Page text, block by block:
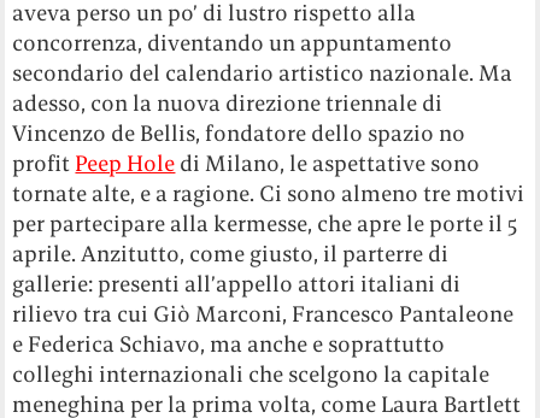
aveva perso un po’ di lustro rispetto alla
concorrenza, diventando un appuntamento
secondario del calendario artistico nazionale. Ma
adesso, con la nuova direzione triennale di
Vincenzo de Bellis, fondatore dello spazio no
profit Peep Hole di Milano, le aspettative sono
tornate alte, e a ragione. Ci sono almeno tre motivi
per partecipare alla kermesse, che apre le porte il 5
aprile. Anzitutto, come giusto, il parterre di
gallerie: presenti all’appello attori italiani di
rilievo tra cui Giò Marconi, Francesco Pantaleone
e Federica Schiavo, ma anche e soprattutto
colleghi internazionali che scelgono la capitale
meneghina per la prima volta, come Laura Bartlett